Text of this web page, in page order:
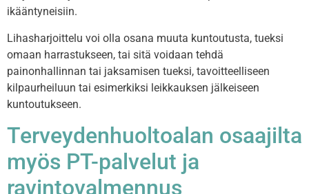
ikääntyneisiin.
Lihasharjoittelu voi olla osana muuta kuntoutusta, tueksi
omaan harrastukseen, tai sitä voidaan tehdä
painonhallinnan tai jaksamisen tueksi, tavoitteelliseen
kilpaurheiluun tai esimerkiksi leikkauksen jälkeiseen
kuntoutukseen.
Terveydenhuoltoalan osaajilta
myös PT-palvelut ja
ravintovalmennus